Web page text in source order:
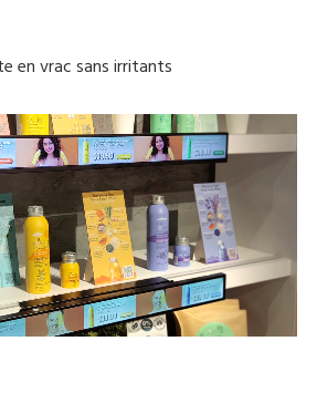
en vrac sans irritants